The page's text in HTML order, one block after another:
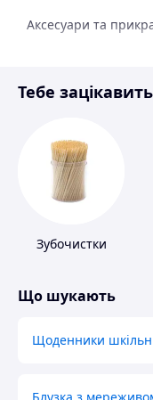
Аксесуари та
Спорт і відпочинок
Тебе зацікавить
Зубочистки
Що шукають
Щоденники